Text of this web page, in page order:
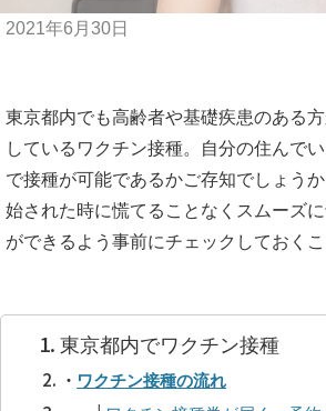
2021年6月30日
東京都内でも高齢者や基礎疾患のある
しているワクチン接種。自分の住んで
で接種が可能であるかご存知でしょう
始された時に慌てることなくスムーズ
ができるよう事前にチェックしておくこ
東京都内でワクチン接種
・ ワクチン接種の流れ